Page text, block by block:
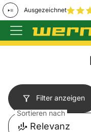
Ausgezeichnet
Zum
Filter anzeigen
Sortieren nach
Relevanz